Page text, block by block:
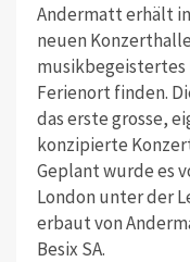
Andermatt erhält
neuen
musikbegeistertes
Ferienort finden.
das erste grosse,
konzipierte
Geplant wurde es
London unter der
erbaut von
Besix SA.